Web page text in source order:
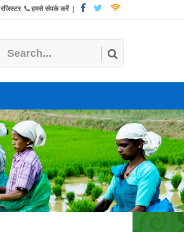
रजिस्टर हमसे संपर्क करें|